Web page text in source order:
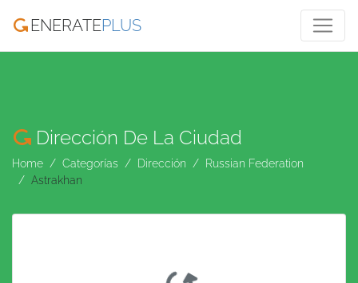
ENERATEPLUS
Dirección De La Ciudad
Home Categorías Dirección
Russian Federation
Astrakhan